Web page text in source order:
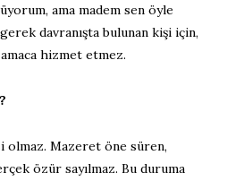
ama madem sen öyle
davranışta bulunan kişi için,
hizmet etmez.
olmaz. Mazeret öne süren,
özür sayılmaz. Bu duruma